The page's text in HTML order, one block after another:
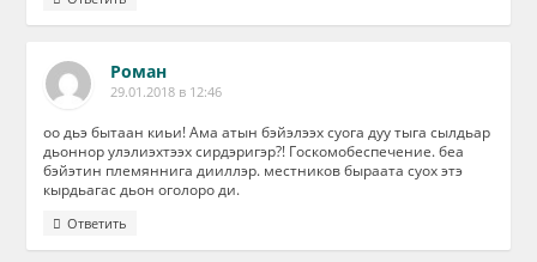
Роман
29.01.2018 в 12:46
оо дьэ бытаан киьи! Ама атын бэйэлээх суога дуу тыга сылдьар
дьоннор улэлиэхтээх сирдэригэр?! Госкомобеспечение. беа
бэйэтин племяннига дииллэр. местников быраата суох этэ
кырдьагас дьон оголоро ди.
Ответить